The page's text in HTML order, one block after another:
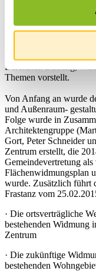
Schon im Frühjahr
breit angelegter
großer Beteiligung der
Themen intensiv
zusammen mit
Bereichen Bildung,
Themen vorstellt.
Von Anfang an wurde
und Außenraum-
Folge wurde in
Architektengruppe
Gort, Peter Schneider
Zentrum erstellt, die
Gemeindevertretung
Flächenwidmungsplan
wurde. Zusätzlich führt
Frastanz vom
· Die ortsverträgliche
bestehenden Widmung
Zentrum
· Die zukünftige
bestehenden